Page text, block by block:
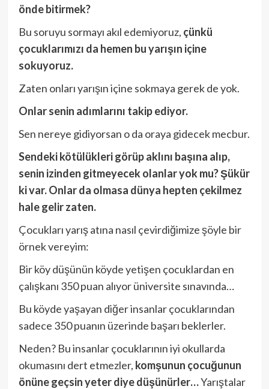
önde bitirmek?
Bu soruyu sormayı akıl edemiyoruz, çünkü
çocuklarımızı da hemen bu yarışın içine
sokuyoruz.
Zaten onları yarışın içine sokmaya gerek de yok.
Onlar senin adımlarını takip ediyor.
Sen nereye gidiyorsan o da oraya gidecek mecbur.
Sendeki kötülükleri görüp aklını başına alıp,
senin izinden gitmeyecek olanlar yok mu? Şükür
ki var. Onlar da olmasa dünya hepten çekilmez
hale gelir zaten.
Çocukları yarış atına nasıl çevirdiğimize şöyle bir
örnek vereyim:
Bir köy düşünün köyde yetişen çocuklardan en
çalışkanı 350 puan alıyor üniversite sınavında…
Bu köyde yaşayan diğer insanlar çocuklarından
sadece 350 puanın üzerinde başarı beklerler.
Neden? Bu insanlar çocuklarının iyi okullarda
okumasını dert etmezler, komşunun çocuğunun
önüne geçsin yeter diye düşünürler…Yarıştalar